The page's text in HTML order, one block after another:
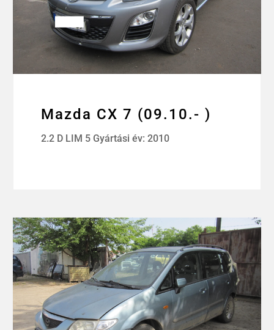
Mazda CX 7 (09.10.- )
2.2 D LIM 5 Gyártási év: 2010